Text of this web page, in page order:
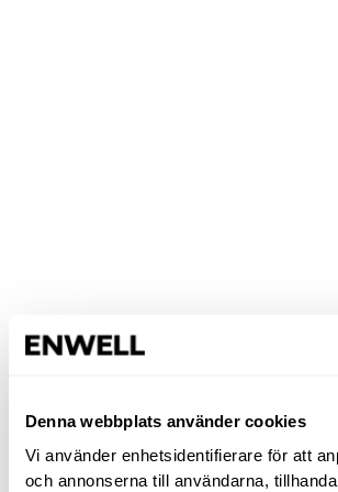
Denna webbplats använder cookies
Vi använder enhetsidentifierare för att
och annonserna till användarna,